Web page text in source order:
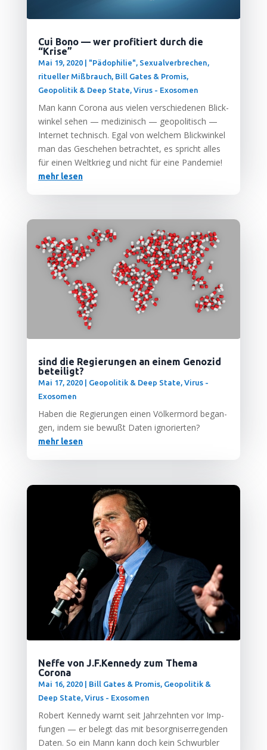
Cui Bono — wer profitiert durch die
“Krise”
Mai 19, 2020| "Pädophilie", Sexualverbrechen,
ritueller Mißbrauch, Bill Gates & Promis,
Geopolitik & Deep State Virus - Exosomen
Man kann Coro­na aus vie­len ver­schie­de­nen Blick­
win­kel sehen — medi­zi­nisch — geo­po­li­tisch —
Inter­net tech­nisch. Egal von wel­chem Blick­win­kel
man das Gesche­hen betrach­tet, es spricht alles
für einen Welt­krieg und nicht für eine Pandemie!
mehr lesen
sind die Regierungen an einem Genozid
beteiligt?
Mai 17, 2020| Geopolitik & Deep State, Virus -
Exosomen
Haben die Regie­run­gen einen Völ­ker­mord began­
gen, indem sie bewußt Daten ignorierten?
mehr lesen
Neffe von J.F.Kennedy zum Thema
Corona
Mai 16, 2020| Bill Gates & Promis, Geopolitik &
Deep State Virus - Exosomen
Robert Ken­ne­dy warnt seit Jahr­zehn­ten vor Imp­
fun­gen — er belegt das mit besorg­nis­er­re­gen­den
Daten. So ein Mann kann doch kein Schwurb­ler